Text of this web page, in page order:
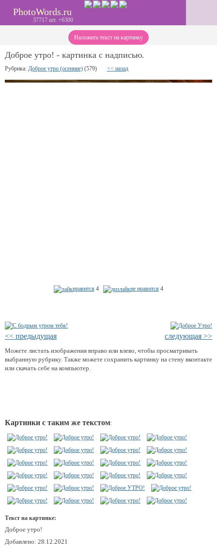
PhotoWords.ru
37717 шт. +6300
Наложить текст на картинку
Доброе утро! - картинка с надписью.
Рубрика: Доброе утро (осенние) (579) << назад
нравится 4 не нравится 4
<< предыдущая следующая >>
Можете листать изображения вправо или влево, чтобы просматривать
выбранную рубрику. Также можете сохранить картинку на стену вконтакте
или скачать себе на компьютер.
Картинки с таким же текстом:
Текст на картинке:
Доброе утро!
Добавлено: 28.12.2021